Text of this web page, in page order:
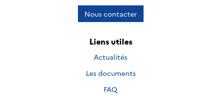
Nous contacter
Liens utiles
Actualités
Les documents
FAQ